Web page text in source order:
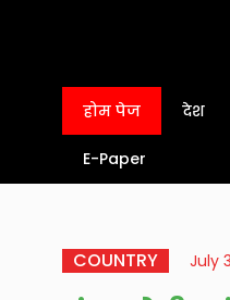
होम पेज देश
E-Paper
COUNTRY July